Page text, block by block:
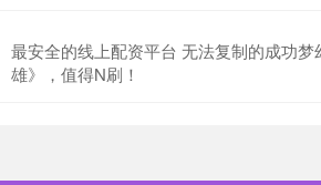
最安全的线上配资平台 无法复制的成功梦
雄》，值得N刷！